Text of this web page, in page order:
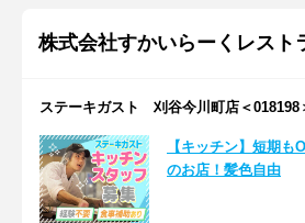
株式会社すかいらーくレスト
ステーキガスト 刈谷今川町店＜018198
【キッチン】短期も
のお店！髪色自由